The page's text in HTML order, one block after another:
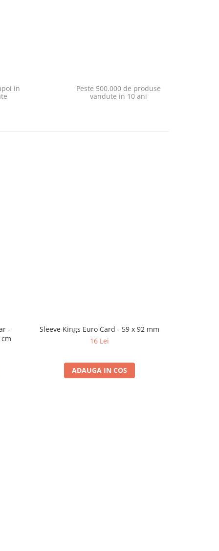
in
Peste 500.000 de produse
vandute in 10 ani
-
Sleeve Kings Euro Card - 59 x 92 mm
16 Lei
ADAUGA IN COS